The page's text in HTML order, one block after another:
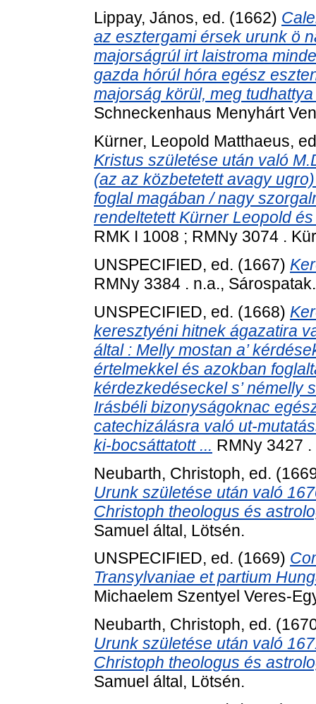
Lippay, János, ed. (1662)
az esztergami érsek urunk ö
majorságrúl irt laistroma
gazda hórúl hóra egész
majorság körül, meg tudhattya
Schneckenhaus Menyhárt
Kürner, Leopold Matthaeus,
Kristus születése után való
(az az közbetetett avagy
foglal magában / nagy
rendeltetett Kürner Leopold
RMK I 1008 ; RMNy 3074 .
UNSPECIFIED, ed. (1667)
RMNy 3384 . n.a., Sárospatak.
UNSPECIFIED, ed. (1668)
keresztyéni hitnek ágazatira
által : Melly mostan a’
értelmekkel és azokban
kérdezkedéseckel s’ némelly
Irásbéli bizonyságoknac
catechizálásra való ut-
ki-bocsáttatott ... RMNy 3427
Neubarth, Christoph, ed.
Urunk születése után való
Christoph theologus és
Samuel által, Lötsén.
UNSPECIFIED, ed. (1669)
Transylvaniae et partium
Michaelem Szentyel Veres-
Neubarth, Christoph, ed.
Urunk születése után való
Christoph theologus és
Samuel által, Lötsén.